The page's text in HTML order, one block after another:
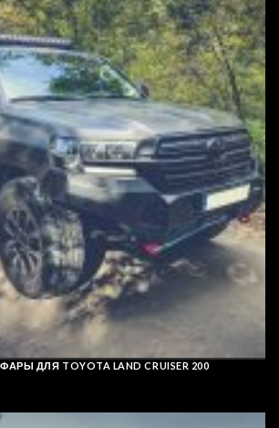
ДЛЯ TOYOTA LAND CRUISER 200